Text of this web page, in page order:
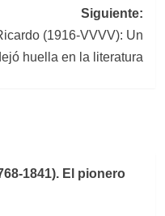
Siguiente:
(1916-VVVV): Un
huella en la literatura
1841). El pionero